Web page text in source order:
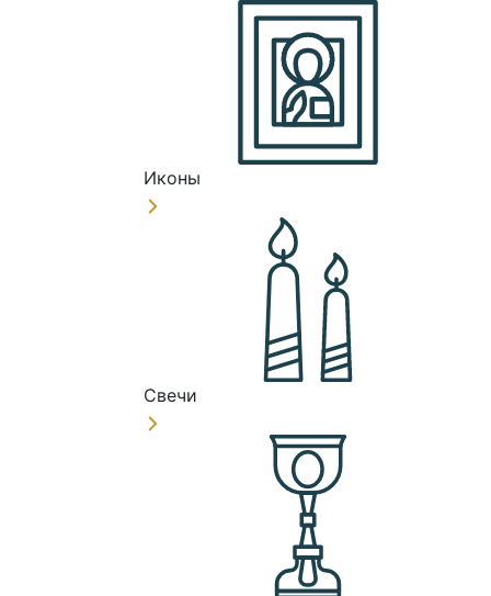
Иконы
Свечи